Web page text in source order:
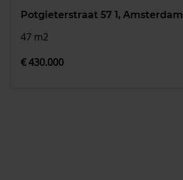
Potgieterstraat 57 1, Amsterdam
47 m2
€ 430.000